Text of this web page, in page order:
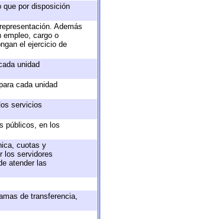
por disposición
Además
empleo, cargo o
el ejercicio de
unidad
cada unidad
servicios
públicos, en los
cuotas y
los servidores
atender las
de transferencia,